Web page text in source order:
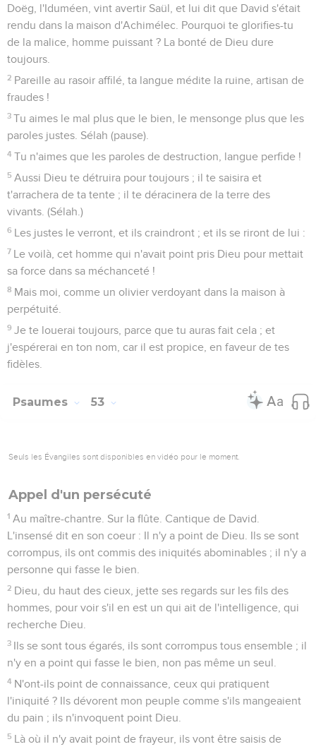
Doëg, l'Iduméen, vint avertir Saül, et lui dit que David s'était
rendu dans la maison d'Achimélec. Pourquoi te glorifies-tu
de la malice, homme puissant ? La bonté de Dieu dure
toujours.
2 Pareille au rasoir affilé, ta langue médite la ruine, artisan de
fraudes !
3 Tu aimes le mal plus que le bien, le mensonge plus que les
paroles justes. Sélah (pause).
4 Tu n'aimes que les paroles de destruction, langue perfide !
5 Aussi Dieu te détruira pour toujours ; il te saisira et
t'arrachera de ta tente ; il te déracinera de la terre des
vivants. (Sélah.)
6 Les justes le verront, et ils craindront ; et ils se riront de lui :
7 Le voilà, cet homme qui n'avait point pris Dieu pour mettait
sa force dans sa méchanceté !
8 Mais moi, comme un olivier verdoyant dans la maison à
perpétuité.
9 Je te louerai toujours, parce que tu auras fait cela ; et
j'espérerai en ton nom, car il est propice, en faveur de tes
fidèles.
Psaumes 53
Seuls les Évangiles sont disponibles en vidéo pour le moment.
Appel d'un persécuté
1 Au maître-chantre. Sur la flûte. Cantique de David.
L'insensé dit en son coeur : Il n'y a point de Dieu. Ils se sont
corrompus, ils ont commis des iniquités abominables ; il n'y a
personne qui fasse le bien.
2 Dieu, du haut des cieux, jette ses regards sur les fils des
hommes, pour voir s'il en est un qui ait de l'intelligence, qui
recherche Dieu.
3 Ils se sont tous égarés, ils sont corrompus tous ensemble ; il
n'y en a point qui fasse le bien, non pas même un seul.
4 N'ont-ils point de connaissance, ceux qui pratiquent
l'iniquité ? Ils dévorent mon peuple comme s'ils mangeaient
du pain ; ils n'invoquent point Dieu.
5 Là où il n'y avait point de frayeur, ils vont être saisis de